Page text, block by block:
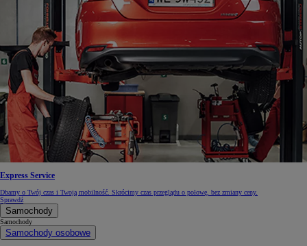
Express Service
Dbamy o Twój czas i Twoją mobilność. Skrócimy czas przeglądu o połowę, bez zmiany ceny.
Sprawdź
Samochody
Samochody
Samochody osobowe